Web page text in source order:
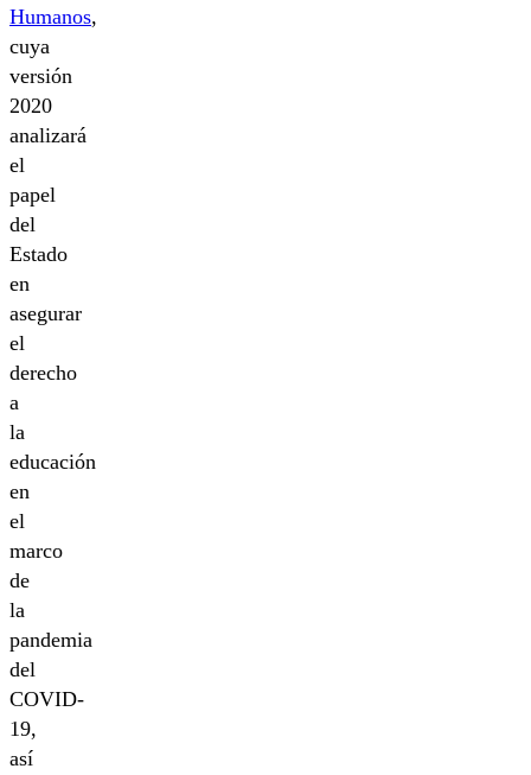
Humanos,
cuya
versión
2020
analizará
el
papel
del
Estado
en
asegurar
el
derecho
a
la
educación
en
el
marco
de
la
pandemia
del
COVID-
19,
así